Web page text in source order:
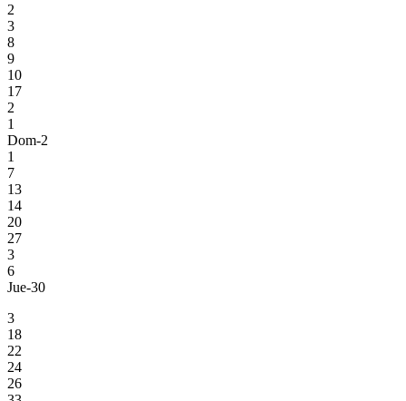
2
3
8
9
10
17
2
1
Dom-2
1
7
13
14
20
27
3
6
Jue-30
3
18
22
24
26